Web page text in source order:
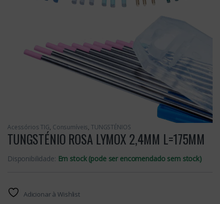
Acessórios TIG, Consumíveis, TUNGSTÉNIOS
TUNGSTÉNIO ROSA LYMOX 2,4MM L=175MM
Disponibilidade: Em stock (pode ser encomendado sem stock)
Adicionar à Wishlist